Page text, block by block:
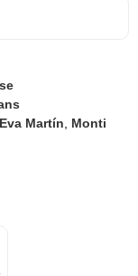
Eva Martín, Monti